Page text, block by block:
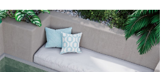
加Line好友 請親愛的客戶加入
LINE官方帳號@a0975005573